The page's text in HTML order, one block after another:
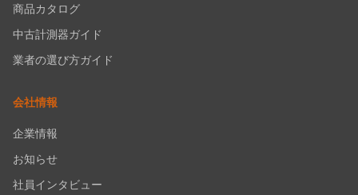
商品カタログ
中古計測器ガイド
業者の選び方ガイド
会社情報
企業情報
お知らせ
社員インタビュー